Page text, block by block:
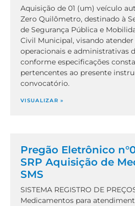
Aquisição de 01 (um) veículo
Zero Quilômetro, destinado à
de Segurança Pública e
Civil Municipal, visando
operacionais e administrativas
conforme especificações
pertencentes ao presente
convocatório.
VISUALIZAR »
Pregão Eletrônico
SRP Aquisição de
SMS
SISTEMA REGISTRO DE
Medicamentos para